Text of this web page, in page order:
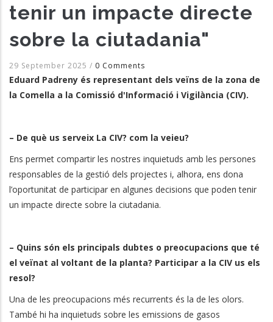
tenir un impacte directe
sobre la ciutadania"
29 September 2025 / 0 Comments
Eduard Padreny és representant dels veïns de la zona de
la Comella a la Comissió d'Informació i Vigilància (CIV).
– De què us serveix La CIV? com la veieu?
Ens permet compartir les nostres inquietuds amb les persones
responsables de la gestió dels projectes i, alhora, ens dona
l’oportunitat de participar en algunes decisions que poden tenir
un impacte directe sobre la ciutadania.
– Quins són els principals dubtes o preocupacions que té
el veïnat al voltant de la planta? Participar a la CIV us els
resol?
Una de les preocupacions més recurrents és la de les olors.
També hi ha inquietuds sobre les emissions de gasos